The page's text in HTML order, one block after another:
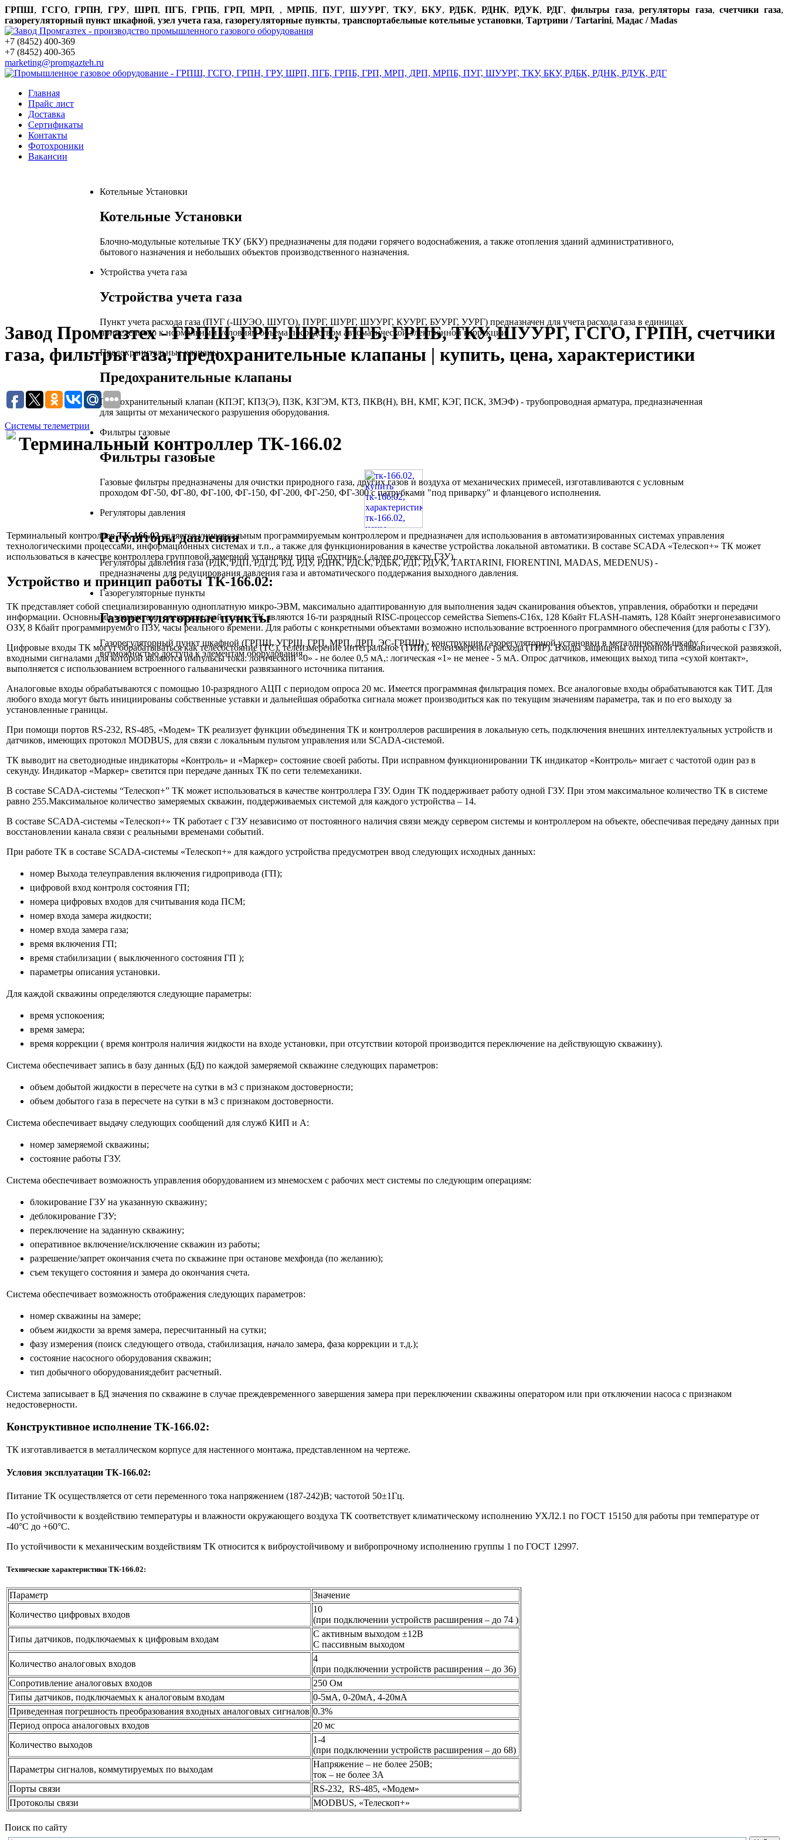
ГРПШ, ГСГО,ГРПН, ГРУ, ШРП,ПГБ, ГРПБ,ГРП, МРП, ,МРПБ, ПУГ, ШУУРГ,ТКУ, БКУ,РДБК, РДНК, РДУК,РДГ, фильтры газа,регуляторы газа,счетчики газа,
газорегуляторный пункт шкафной, узел учета газа, газорегуляторные пункты, транспортабельные котельные установки, Тартрини / Tartarini, Мадас / Madas
+7 (8452) 400-369
+7 (8452) 400-365
marketing@promgazteh.ru
Главная
Прайс лист
Доставка
Сертификаты
Контакты
Фотохроники
Вакансии
Котельные Установки
Котельные Установки
Блочно-модульные котельные ТКУ (БКУ) предназначены для подачи горячего водоснабжения, а также отопления зданий административного,
бытового назначения и небольших объектов производственного назначения.
Устройства учета газа
Устройства учета газа
Пункт учета расхода газа (ПУГ (-ШУЭО, ШУГО), ПУРГ, ШУРГ, ШУУРГ, КУУРГ, БУУРГ, УУРГ) предназначен для учета расхода газа в единицах
приведенного к нормальным условиям объема посредством автоматической электронной коррекции.
Предохранительные клапаны
Предохранительные клапаны
Предохранительный клапан (КПЭГ, КПЗ(Э), ПЗК, КЗГЭМ, КТЗ, ПКВ(Н), ВН, КМГ, КЭГ, ПСК, ЗМЭФ) - трубопроводная арматура, предназначенная
для защиты от механического разрушения оборудования.
Фильтры газовые
Фильтры газовые
Газовые фильтры предназначены для очистки природного газа, других газов и воздуха от механических примесей, изготавливаются с условным
проходом ФГ-50, ФГ-80, ФГ-100, ФГ-150, ФГ-200, ФГ-250, ФГ-300 с патрубками "под приварку" и фланцевого исполнения.
Регуляторы давления
Регуляторы давления
Регуляторы давления газа (РДК, РДП, РДГД, РД, РДУ, РДНК, РДСК, РДБК, РДГ, РДУК, TARTARINI, FIORENTINI, MADAS, MEDENUS) -
предназначены для редуцирования давления газа и автоматического поддержания выходного давления.
Газорегуляторные пункты
Газорегуляторные пункты
Газорегуляторный пункт шкафной (ГРПШ, УГРШ, ГРП, МРП, ДРП, ЭС-ГРПШ) - конструкция газорегуляторной установки в металлическом шкафу с
возможностью доступа к элементам оборудования.
Завод Промгазтех - ГРПШ, ГРП, ШРП, ПГБ, ГРПБ, ТКУ, ШУУРГ, ГСГО, ГРПН, счетчики
газа, фильтры газа, предохранительные клапаны | купить, цена, характеристики
Системы телеметрии
Терминальный контроллер ТК-166.02
Терминальный контроллерТК-166.02является универсальным программируемым контроллером и предназначен для использования в автоматизированных системах управления
технологическими процессами, информационных системах и т.п., а также для функционирования в качестве устройства локальной автоматики. В составе SCADA «Телескоп+» ТК может
использоваться в качестве контроллера групповой замерной установки типа «Спутник» ( далее по тексту ГЗУ).
Устройство и принцип работы ТК-166.02:
ТК представляет собой специализированную одноплатную микро-ЭВМ, максимально адаптированную для выполнения задач сканирования объектов, управления, обработки и передачи
информации. Основными элементами электрической схемы ТК являются 16-ти разрядный RISC-процессор семейства Siemens-C16х, 128 Кбайт FLASH-память, 128 Кбайт энергонезависимого
ОЗУ, 8 Кбайт программируемого ПЗУ, часы реального времени. Для работы с конкретными объектами возможно использование встроенного программного обеспечения (для работы с ГЗУ).
Цифровые входы ТК могут обрабатываться как телесостояние (ТС), телеизмерение интегральное (ТИИ), телеизмерение расхода (ТИР). Входы защищены оптронной гальванической развязкой,
входными сигналами для которой являются импульсы тока: логический «0» - не более 0,5 мА,: логическая «1» не менее - 5 мА. Опрос датчиков, имеющих выход типа «сухой контакт»,
выполняется с использованием встроенного гальванически развязанного источника питания.
Аналоговые входы обрабатываются с помощью 10-разрядного АЦП с периодом опроса 20 мс. Имеется программная фильтрация помех. Все аналоговые входы обрабатываются как ТИТ. Для
любого входа могут быть инициированы собственные уставки и дальнейшая обработка сигнала может производиться как по текущим значениям параметра, так и по его выходу за
установленные границы.
При помощи портов RS-232, RS-485, «Модем» ТК реализует функции объединения ТК и контроллеров расширения в локальную сеть, подключения внешних интеллектуальных устройств и
датчиков, имеющих протокол MODBUS, для связи с локальным пультом управления или SCADA-системой.
ТК выводит на светодиодные индикаторы «Контроль» и «Маркер» состояние своей работы. При исправном функционировании ТК индикатор «Контроль» мигает с частотой один раз в
секунду. Индикатор «Маркер» светится при передаче данных ТК по сети телемеханики.
В составе SCADA-системы “Телескоп+” ТК может использоваться в качестве контроллера ГЗУ. Один ТК поддерживает работу одной ГЗУ. При этом максимальное количество ТК в системе
равно 255.Максимальное количество замеряемых скважин, поддерживаемых системой для каждого устройства – 14.
В составе SCADA-cистемы «Телескоп+» ТК работает с ГЗУ независимо от постоянного наличия связи между сервером системы и контроллером на объекте, обеспечивая передачу данных при
восстановлении канала связи с реальными временами событий.
При работе ТК в составе SCADA-cистемы «Телескоп+» для каждого устройства предусмотрен ввод следующих исходных данных:
номер Выхода телеуправления включения гидропривода (ГП);
цифровой вход контроля состояния ГП;
номера цифровых входов для считывания кода ПСМ;
номер входа замера жидкости;
номер входа замера газа;
время включения ГП;
время стабилизации ( выключенного состояния ГП );
параметры описания установки.
Для каждой скважины определяются следующие параметры:
время успокоения;
время замера;
время коррекции ( время контроля наличия жидкости на входе установки, при отсутствии которой производится переключение на действующую скважину).
Система обеспечивает запись в базу данных (БД) по каждой замеряемой скважине следующих параметров:
объем добытой жидкости в пересчете на сутки в м3 с признаком достоверности;
объем добытого газа в пересчете на сутки в м3 с признаком достоверности.
Система обеспечивает выдачу следующих сообщений для служб КИП и А:
номер замеряемой скважины;
состояние работы ГЗУ.
Система обеспечивает возможность управления оборудованием из мнемосхем с рабочих мест системы по следующим операциям:
блокирование ГЗУ на указанную скважину;
деблокирование ГЗУ;
переключение на заданную скважину;
оперативное включение/исключение скважин из работы;
разрешение/запрет окончания счета по скважине при останове мехфонда (по желанию);
съем текущего состояния и замера до окончания счета.
Система обеспечивает возможность отображения следующих параметров:
номер скважины на замере;
объем жидкости за время замера, пересчитанный на сутки;
фазу измерения (поиск следующего отвода, стабилизация, начало замера, фаза коррекции и т.д.);
состояние насосного оборудования скважин;
тип добычного оборудования;дебит расчетный.
Система записывает в БД значения по скважине в случае преждевременного завершения замера при переключении скважины оператором или при отключении насоса с признаком
недостоверности.
Конструктивное исполнение ТК-166.02:
ТК изготавливается в металлическом корпусе для настенного монтажа, представленном на чертеже.
Условия эксплуатации ТК-166.02:
Питание ТК осуществляется от сети переменного тока напряжением (187-242)В; частотой 50±1Гц.
По устойчивости к воздействию температуры и влажности окружающего воздуха ТК соответствует климатическому исполнению УХЛ2.1 по ГОСТ 15150 для работы при температуре от
-40°С до +60°C.
По устойчивости к механическим воздействиям ТК относится к виброустойчивому и вибропрочному исполнению группы 1 по ГОСТ 12997.
Технические характеристики ТК-166.02:
Параметр
Значение
Количество цифровых входов
10
(при подключении устройств расширения – до 74 )
Типы датчиков, подключаемых к цифровым входам
C активным выходом ±12В
С пассивным выходом
Количество аналоговых входов
4
(при подключении устройств расширения – до 36)
Сопротивление аналоговых входов
250 Ом
Типы датчиков, подключаемых к аналоговым входам
0-5мА, 0-20мА, 4-20мА
Приведенная погрешность преобразования входных аналоговых сигналов 0.3%
Период опроса аналоговых входов
20 мс
Количество выходов
1-4
(при подключении устройств расширения – до 68)
Параметры сигналов, коммутируемых по выходам
Напряжение – не более 250В;
ток – не более 3А
Порты связи
RS-232, RS-485, «Модем»
Протоколы связи
MODBUS, «Телескоп+»
Поиск по сайту